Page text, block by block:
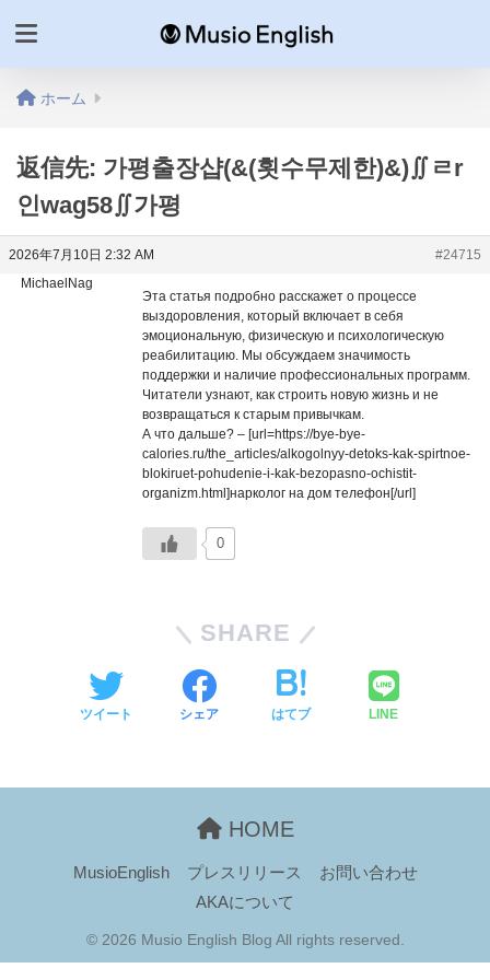
ホーム
返信先: 가평출장샵(&(횟수무제한)&)∬ㄹr
인wag58∬가평
2026年7月10日 2:32 AM
#24715
MichaelNag
Эта статья подробно расскажет о процессе
выздоровления, который включает в себя
эмоциональную, физическую и психологическую
реабилитацию. Мы обсуждаем значимость
поддержки и наличие профессиональных программ.
Читатели узнают, как строить новую жизнь и не
возвращаться к старым привычкам.
А что дальше? – [url=https://bye-bye-
calories.ru/the_articles/alkogolnyy-detoks-kak-spirtnoe-
blokiruet-pohudenie-i-kak-bezopasno-ochistit-
organizm.html]нарколог на дом телефон[/url]
0
SHARE
ツイート シェア はてブ LINE
HOME
MusioEnglish プレスリリース
お問い合わせ
AKAについて
© 2026 Musio English Blog All rights reserved.